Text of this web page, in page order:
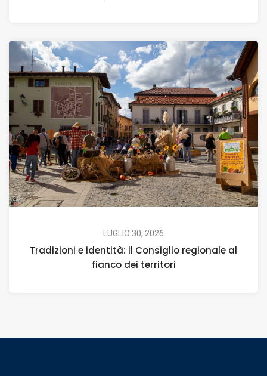
LUGLIO 30, 2026
Tradizioni e identità: il Consiglio regionale al
fianco dei territori